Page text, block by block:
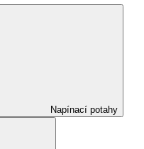
Napínací potahy